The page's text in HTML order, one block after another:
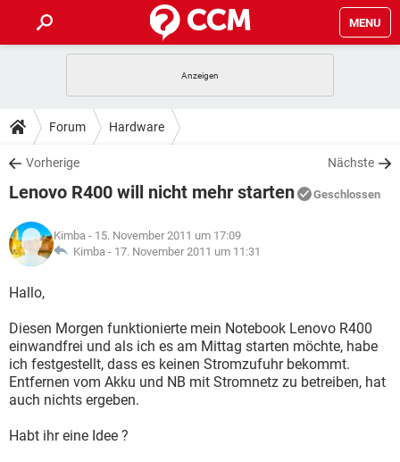
MENU
ANDROID
WINDOWS 10
WHATSAPP TIKTOK
FACEBOOK
TIPPS & TRICKS
SPIELE
WHATSAPP TIKTOK
FACEBOOK
DOWNLOADS
SPIELE STREAMING
ANDROID
WINDOWS 10 INSTAGRAM
WHATSAPP
SPIELE STREAMING
ANDROID
WINDOWS 10
WHATSAPP TIKTOK
FACEBOOK HARDWARE
LEXIKON
SPIELE
WINDOWS 10 INSTAGRAM
WHATSAPP TIKTOK
FACEBOOK
Forum Hardware
Vorherige Nächste
Lenovo R400 will nicht mehr starten Geschlossen
Kimba - 15. November 2011 um 17:09
Kimba - 17. November 2011 um 11:31
Hallo,
Diesen Morgen funktionierte mein Notebook Lenovo R400
einwandfrei und als ich es am Mittag starten möchte, habe
ich festgestellt, dass es keinen Stromzufuhr bekommt.
Entfernen vom Akku und NB mit Stromnetz zu betreiben, hat
auch nichts ergeben.
Habt ihr eine Idee ?